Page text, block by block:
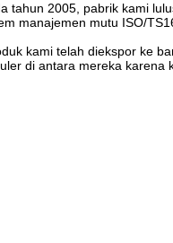
tahun 2005, pabrik kami
manajemen mutu ISO/
di antara mereka karena